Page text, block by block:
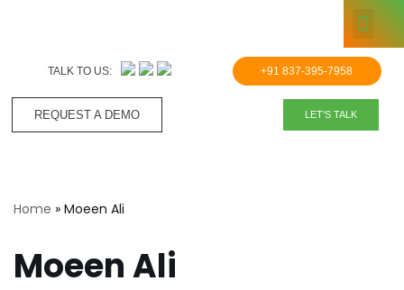
TALK TO US: +91 837-395-7958
REQUEST A DEMO​ LET'S TALK
Home » Moeen Ali
Moeen Ali